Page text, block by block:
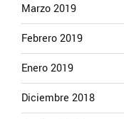
Marzo 2019
Febrero 2019
Enero 2019
Diciembre 2018